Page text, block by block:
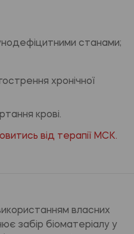
станами;
хронічної
крові.
від терапії МСК.
власних
забір біоматеріалу у